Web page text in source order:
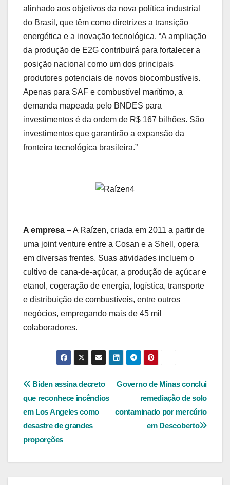
alinhado aos objetivos da nova política industrial
do Brasil, que têm como diretrizes a transição
energética e a inovação tecnológica. “A ampliação
da produção de E2G contribuirá para fortalecer a
posição nacional como um dos principais
produtores potenciais de novos biocombustíveis.
Apenas para SAF e combustível marítimo, a
demanda mapeada pelo BNDES para
investimentos é da ordem de R$ 167 bilhões. São
investimentos que garantirão a expansão da
fronteira tecnológica brasileira.”
A empresa – A Raízen, criada em 2011 a partir de
uma joint venture entre a Cosan e a Shell, opera
em diversas frentes. Suas atividades incluem o
cultivo de cana-de-açúcar, a produção de açúcar e
etanol, cogeração de energia, logística, transporte
e distribuição de combustíveis, entre outros
negócios, empregando mais de 45 mil
colaboradores.
Navegação
de
Post
Governo de Minas conclui
remediação de solo
contaminado por mercúrio
em Descoberto
Biden assina decreto
que reconhece incêndios
em Los Angeles como
desastre de grandes
proporções